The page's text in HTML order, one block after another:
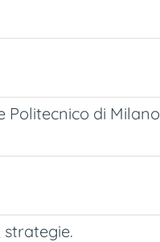
Politecnico di Milano